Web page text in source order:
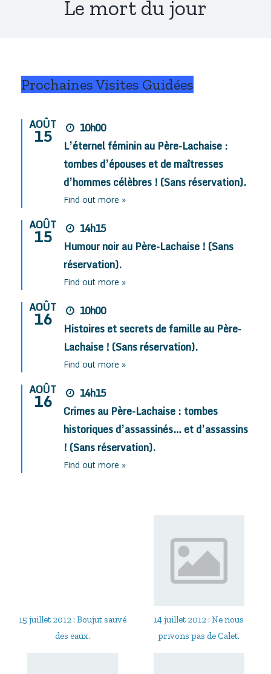
Le mort du jour
15 juillet 2012 : Boujut sauvé
des eaux.
14 juillet 2012 : Ne nous
privons pas de Calet.
Prochaines Visites Guidées
AOÛT
15
10h00
L’éternel féminin au Père-Lachaise :
tombes d’épouses et de maîtresses
d’hommes célèbres ! (Sans réservation).
Find out more »
AOÛT
15
14h15
Humour noir au Père-Lachaise ! (Sans
réservation).
Find out more »
AOÛT
16
10h00
Histoires et secrets de famille au Père-
Lachaise ! (Sans réservation).
Find out more »
AOÛT
16
14h15
Crimes au Père-Lachaise : tombes
historiques d’assassinés… et d’assassins
! (Sans réservation).
Find out more »